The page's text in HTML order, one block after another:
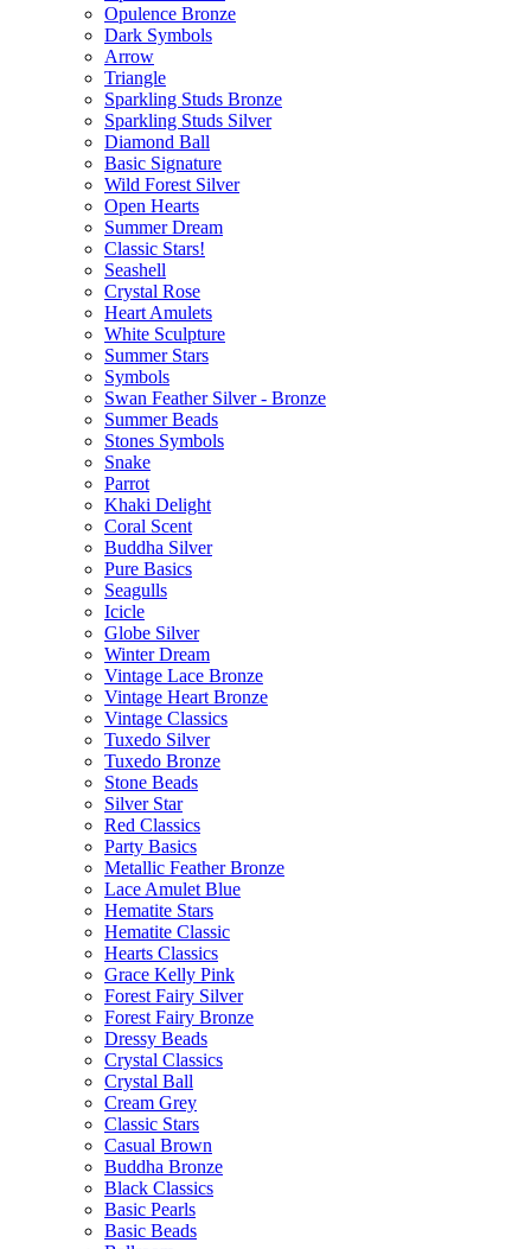
Opulence Bronze
Dark Symbols
Arrow
Triangle
Sparkling Studs Bronze
Sparkling Studs Silver
Diamond Ball
Basic Signature
Wild Forest Silver
Open Hearts
Summer Dream
Classic Stars!
Seashell
Crystal Rose
Heart Amulets
White Sculpture
Summer Stars
Symbols
Swan Feather Silver - Bronze
Summer Beads
Stones Symbols
Snake
Parrot
Khaki Delight
Coral Scent
Buddha Silver
Pure Basics
Seagulls
Icicle
Globe Silver
Winter Dream
Vintage Lace Bronze
Vintage Heart Bronze
Vintage Classics
Tuxedo Silver
Tuxedo Bronze
Stone Beads
Silver Star
Red Classics
Party Basics
Metallic Feather Bronze
Lace Amulet Blue
Hematite Stars
Hematite Classic
Hearts Classics
Grace Kelly Pink
Forest Fairy Silver
Forest Fairy Bronze
Dressy Beads
Crystal Classics
Crystal Ball
Cream Grey
Classic Stars
Casual Brown
Buddha Bronze
Black Classics
Basic Pearls
Basic Beads